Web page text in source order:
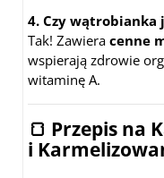
4. Czy wątrobianka
Tak! Zawiera cenne
wspierają zdrowie
witaminę A.
🍞 Przepis na
i